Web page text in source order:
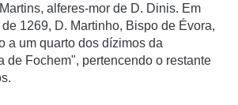
alferes-mor de D. Dinis. Em
1269, D. Martinho, Bispo de Évora,
a um quarto dos dízimos da
de Fochem", pertencendo o restante